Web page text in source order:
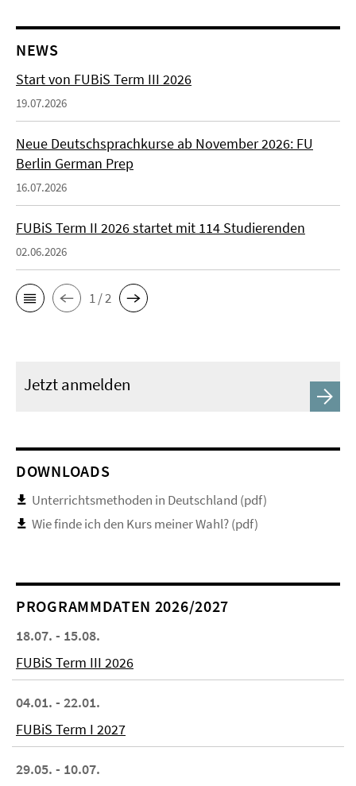
NEWS
Start von FUBiS Term III 2026
19.07.2026
Neue Deutschsprachkurse ab November 2026: FU
Berlin German Prep
16.07.2026
FUBiS Term II 2026 startet mit 114 Studierenden
02.06.2026
1 / 2
Jetzt anmelden
DOWNLOADS
Unterrichtsmethoden in Deutschland (pdf)
Wie finde ich den Kurs meiner Wahl? (pdf)
PROGRAMMDATEN 2026/2027
18.07. - 15.08.
FUBiS Term III 2026
04.01. - 22.01.
FUBiS Term I 2027
29.05. - 10.07.